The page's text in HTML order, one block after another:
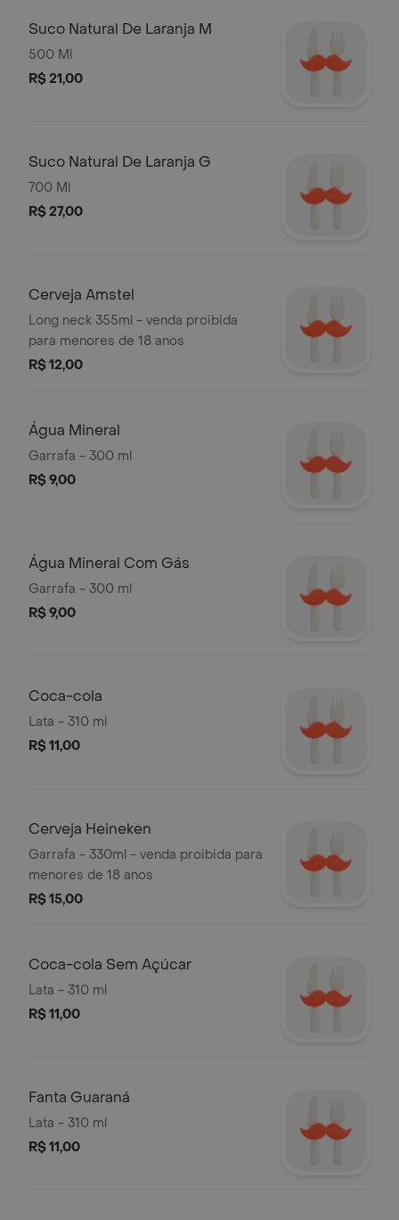
Suco Natural De Laranja M
500 Ml
R$ 21,00
Suco Natural De Laranja G
700 Ml
R$ 27,00
Cerveja Amstel
Long neck 355ml - venda proibida
para menores de 18 anos
R$ 12,00
Água Mineral
Garrafa - 300 ml
R$ 9,00
Água Mineral Com Gás
Garrafa - 300 ml
R$ 9,00
Coca-cola
Lata - 310 ml
R$ 11,00
Cerveja Heineken
Garrafa - 330ml - venda proibida para
menores de 18 anos
R$ 15,00
Coca-cola Sem Açúcar
Lata - 310 ml
R$ 11,00
Fanta Guaraná
Lata - 310 ml
R$ 11,00